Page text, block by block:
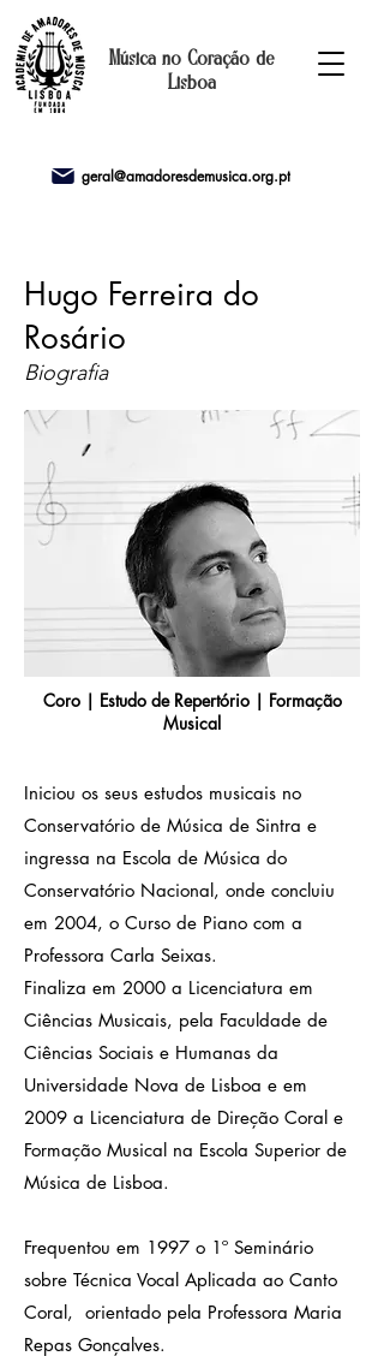
Música no Coração de
Lisboa
geral@amadoresdemusica.org.pt
Hugo Ferreira do
Rosário
Biografia
Coro | Estudo de Repertório | Formação
Musical
Iniciou os seus estudos musicais no
Conservatório de Música de Sintra e
ingressa na Escola de Música do
Conservatório Nacional, onde concluiu
em 2004, o Curso de Piano com a
Professora Carla Seixas.
Finaliza em 2000 a Licenciatura em
Ciências Musicais, pela Faculdade de
Ciências Sociais e Humanas da
Universidade Nova de Lisboa e em
2009 a Licenciatura de Direção Coral e
Formação Musical na Escola Superior de
Música de Lisboa.
Frequentou em 1997 o 1º Seminário
sobre Técnica Vocal Aplicada ao Canto
Coral, orientado pela Professora Maria
Repas Gonçalves.